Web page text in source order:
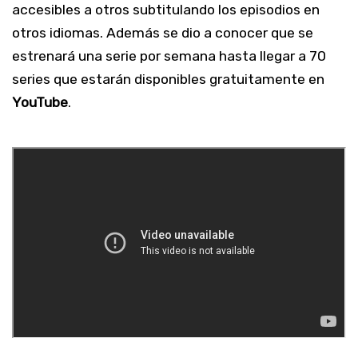
accesibles a otros subtitulando los episodios en
otros idiomas. Además se dio a conocer que se
estrenará una serie por semana hasta llegar a 70
series que estarán disponibles gratuitamente en
YouTube.